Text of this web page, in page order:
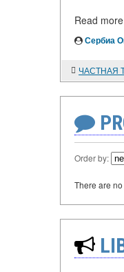
Read more
Сербиа
Order by:
There are